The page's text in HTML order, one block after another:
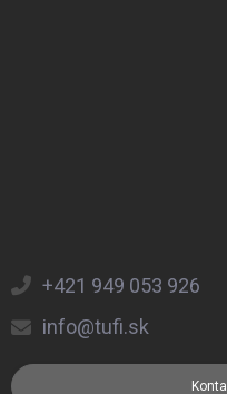
+421 949 053 926
info@tufi.sk